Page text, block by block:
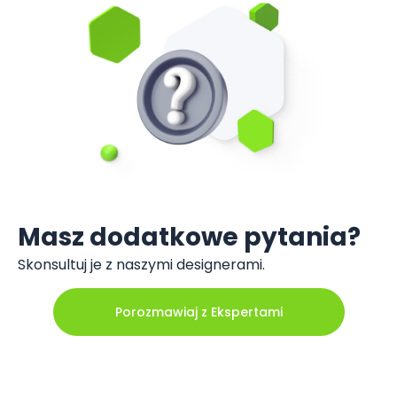
Masz dodatkowe pytania?
Skonsultuj je z naszymi designerami.
Porozmawiaj z Ekspertami